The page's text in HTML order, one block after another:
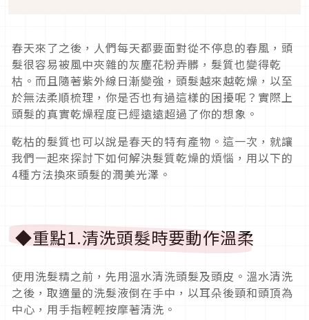
春天來了之後，人們每天都要面對從不停息的春風，頭
髮很容易被風中夾雜的灰塵花粉弄髒，髮質也變得乾
枯。而且隨著紫外線日漸變強，頭髮越來越乾燥，以至
於無法柔順梳理，你是否也有過這樣的困擾呢？實際上
頭髮的真實乾燥程度已經遠遠超過了你的想象。
乾枯的髮質也可以說是春天的特有產物。這一次，就讓
我們一起來探討下如何解決髮質乾燥的煩惱，用以下的
4種方法換來頭髮的潤美光澤。
◆重點1.清洗頭髮時要動作溫柔
使用洗髮精之前，先用溫水清洗頭髮及頭皮。溫水清洗
之後，取適量的洗髮液倒在手中，以耳朵後頸和頭頂為
中心，用手指輕輕按摩著清洗。